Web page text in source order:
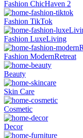
Fashion ChicHaven 2
Fashion TikTok
Fashion LuxeLiving
Fashion ModernRetreat
Beauty
Skin Care
Cosmetic
Decor